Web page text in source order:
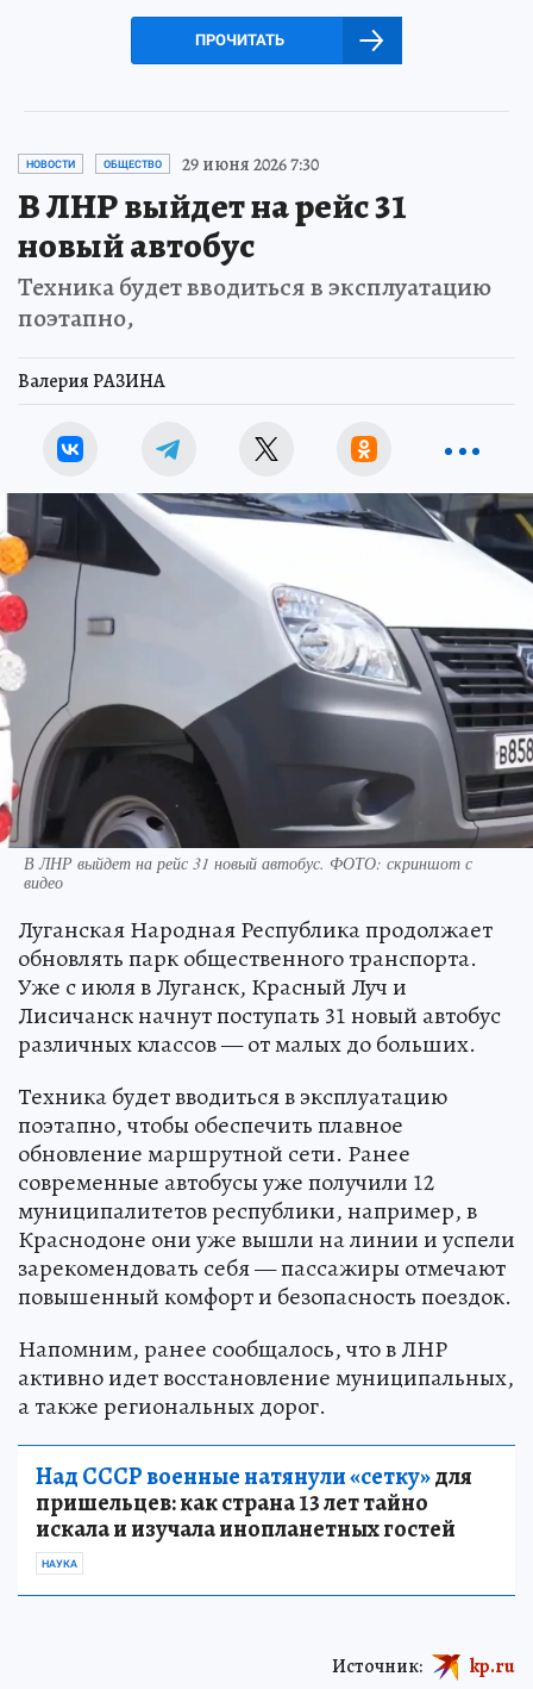
ПРОЧИТАТЬ
НОВОСТИ ОБЩЕСТВО 29 июня 2026 7:30
В ЛНР выйдет на рейс 31
новый автобус
Техника будет вводиться в эксплуатацию
поэтапно,
Валерия РАЗИНА
В ЛНР выйдет на рейс 31 новый автобус. ФОТО: скриншот с
видео
Луганская Народная Республика продолжает
обновлять парк общественного транспорта.
Уже с июля в Луганск, Красный Луч и
Лисичанск начнут поступать 31 новый автобус
различных классов — от малых до больших.
Техника будет вводиться в эксплуатацию
поэтапно, чтобы обеспечить плавное
обновление маршрутной сети. Ранее
современные автобусы уже получили 12
муниципалитетов республики, например, в
Краснодоне они уже вышли на линии и успели
зарекомендовать себя — пассажиры отмечают
повышенный комфорт и безопасность поездок.
Напомним, ранее сообщалось, что в ЛНР
активно идет восстановление муниципальных,
а также региональных дорог.
Над СССР военные натянули «сетку»для
пришельцев: как страна 13 лет тайно
искала и изучала инопланетных гостей
НАУКА
Источник: kp.ru